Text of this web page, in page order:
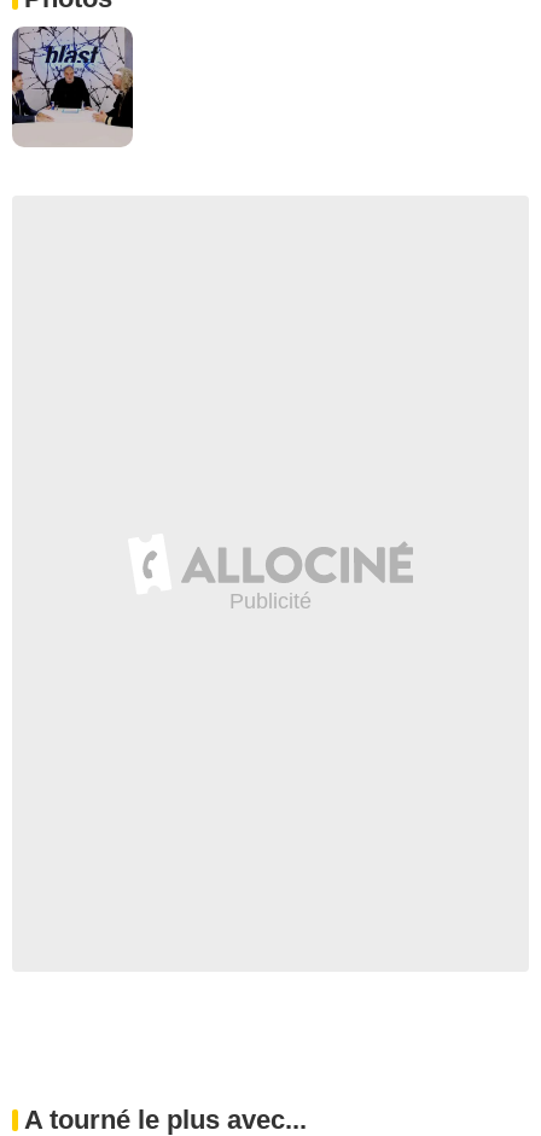
A tourné le plus avec...